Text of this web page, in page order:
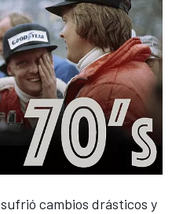
sufrió cambios drásticos y